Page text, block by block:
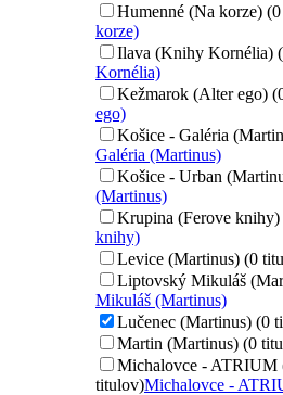
Humenné (Na korze)
korze)
Ilava (Knihy Kornélia)
Kornélia)
Kežmarok (Alter ego)
ego)
Košice - Galéria
Galéria (Martinus)
Košice - Urban
(Martinus)
Krupina (Ferove
knihy)
Levice (Martinus) (0
Liptovský Mikuláš
Mikuláš (Martinus)
Lučenec (Martinus) (0
Martin (Martinus) (0
Michalovce - ATRIUM
titulov)Michalovce -